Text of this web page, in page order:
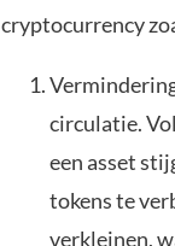
cryptocurrency
circulatie.
een asset
tokens te
verkleinen,